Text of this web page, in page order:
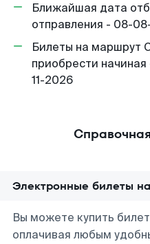
Ближайшая дата
отправления - 08-
Билеты на маршрут
приобрести
11-2026
Электронные билеты
Вы можете купить
оплачивая любым